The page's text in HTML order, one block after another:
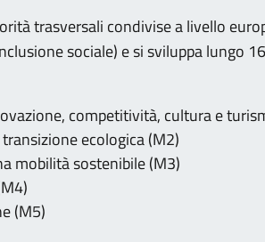
trasversali condivise a livello
sociale) e si sviluppa lungo
competitività, cultura e
ecologica (M2)
mobilità sostenibile (M3)
(M5)